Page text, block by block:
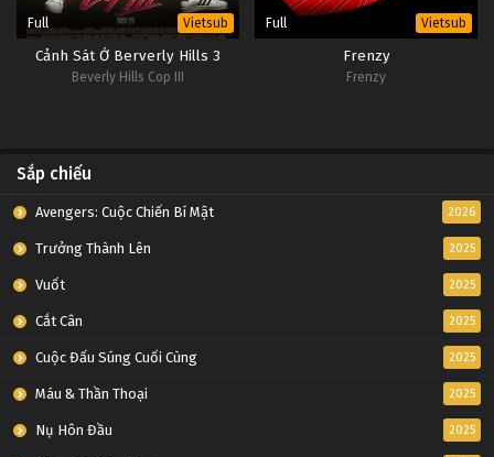
Full Vietsub
Cảnh Sát Ở Berverly Hills 3
Beverly Hills Cop III
Full Vietsub
Frenzy
Frenzy
Sắp chiếu
Avengers: Cuộc Chiến Bí Mật 2026
Trưởng Thành Lên 2025
Vuốt 2025
Cắt Cân 2025
Cuộc Đấu Súng Cuối Cùng 2025
Máu & Thần Thoại 2025
Nụ Hôn Đầu 2025